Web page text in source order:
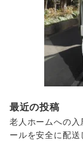
最近の投稿
老人ホームへの
ールを安全に配送